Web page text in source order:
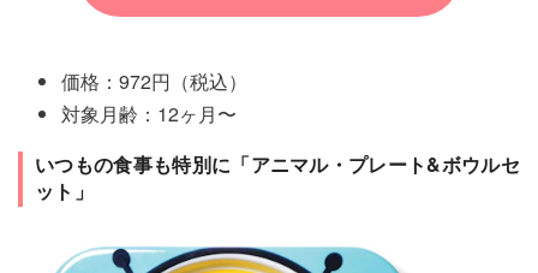
価格：972円（税込）
対象月齢：12ヶ月〜
いつもの食事も特別に「アニマル・プレート&ボウルセ
ット」